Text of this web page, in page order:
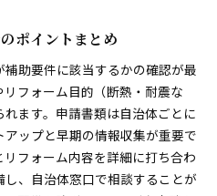
ポイントまとめ
助要件に該当するかの確認が最
フォーム目的（断熱・耐震な
ます。申請書類は自治体ごとに
ップと早期の情報収集が重要で
フォーム内容を詳細に打ち合わ
、自治体窓口で相談することが